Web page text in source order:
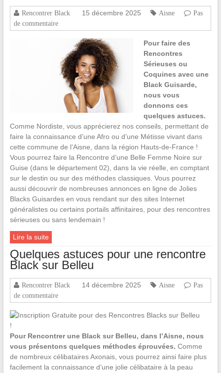
Rencontrer Black 15 décembre 2025 Aisne
Pas
de commentaire
Pour faire des
Rencontres
Sérieuses ou
Coquines avec une
Black Guisarde,
nous vous
donnons ces
quelques astuces.
Comme Nordiste, vous apprécierez nos conseils, permettant de
faire la connaissance d’une Afro ou d’une Métisse vivant dans
cette commune de l’Aisne, dans la région Hauts-de-France !
Vous pourrez faire la Rencontre d’une Belle Femme Noire sur
Guise (dans le département 02), dans la vie réelle, en comptant
sur le destin ou sur des méthodes classiques. Vous pourrez
aussi découvrir de nombreuses annonces en ligne de Jolies
Blacks Guisardes en vous rendant sur des sites Internet
généralistes ou certains portails affinitaires, pour des rencontres
sérieuses ou sans lendemain !
Lire la suite
Quelques astuces pour une rencontre
Black sur Belleu
Rencontrer Black 14 décembre 2025 Aisne
Pas
de commentaire
Pour Rencontrer une Black sur Belleu, dans l’Aisne, nous
vous présentons quelques méthodes éprouvées. Comme
de nombreux célibataires Axonais, vous pourrez ainsi faire plus
facilement la connaissance d’une jolie célibataire à la peau